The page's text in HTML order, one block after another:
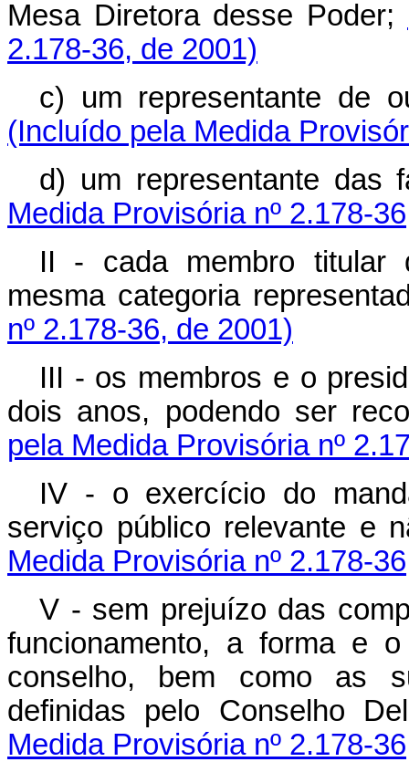
Mesa Diretora desse Poder;
2.178-36, de 2001)
c) um representante de
(Incluído pela Medida
d) um representante das
Medida Provisória nº 2.178-
II - cada membro titular
mesma categoria
nº 2.178-36, de 2001)
III - os membros e o
dois anos, podendo ser
pela Medida Provisória nº
IV - o exercício do
serviço público relevante e
Medida Provisória nº 2.178-
V - sem prejuízo das
funcionamento, a forma e
conselho, bem como as
definidas pelo Conselho
Medida Provisória nº 2.178-